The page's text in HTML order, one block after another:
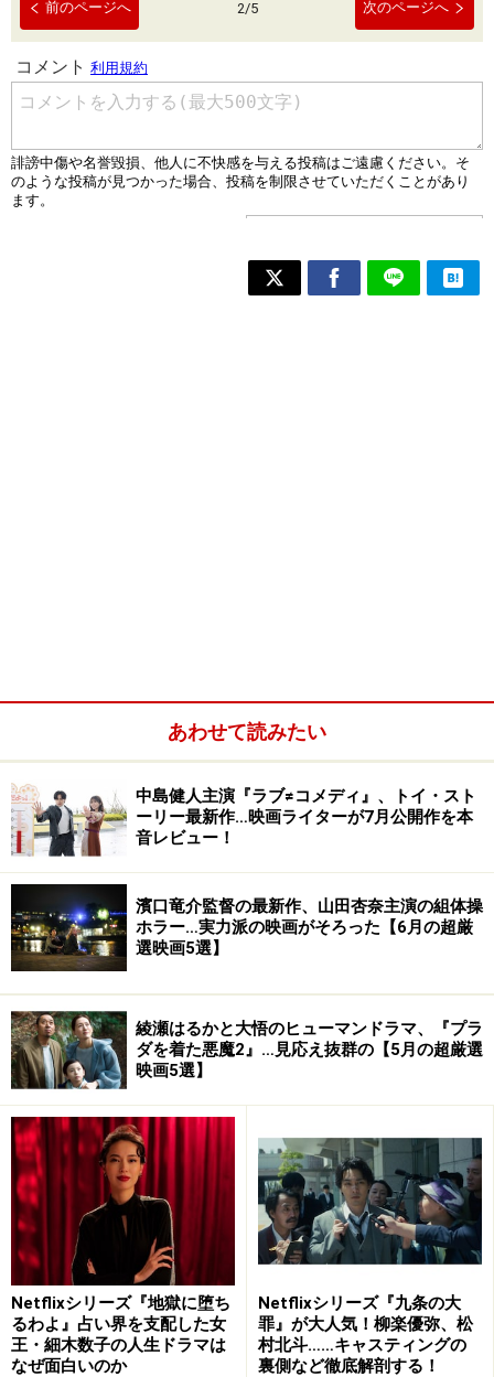
前のページへ 2/5 次のページへ
あわせて読みたい
中島健人主演『ラブ≠コメディ』、トイ・スト
ーリー最新作…映画ライターが7月公開作を本
音レビュー！
濱口竜介監督の最新作、山田杏奈主演の組体操
ホラー…実力派の映画がそろった【6月の超厳
選映画5選】
綾瀬はるかと大悟のヒューマンドラマ、『プラ
ダを着た悪魔2』…見応え抜群の【5月の超厳選
映画5選】
Netflixシリーズ『地獄に堕ち
るわよ』占い界を支配した女
王・細木数子の人生ドラマは
なぜ面白いのか
Netflixシリーズ『九条の大
罪』が大人気！柳楽優弥、松
村北斗……キャスティングの
裏側など徹底解剖する！